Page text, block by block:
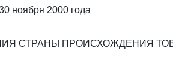
ноября 2000 года
СТРАНЫ ПРОИСХОЖДЕНИЯ